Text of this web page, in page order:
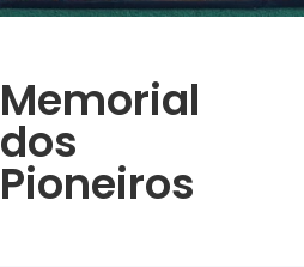
Memorial
dos
Pioneiros